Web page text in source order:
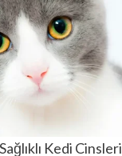
Kedi Cinsleri